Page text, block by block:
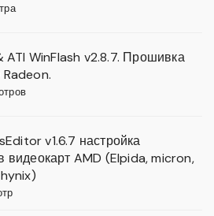
ATI WinFlash v2.8.7. Прошивка
Radeon.
v1.6.7 настройка
видеокарт AMD (Elpida, micron,